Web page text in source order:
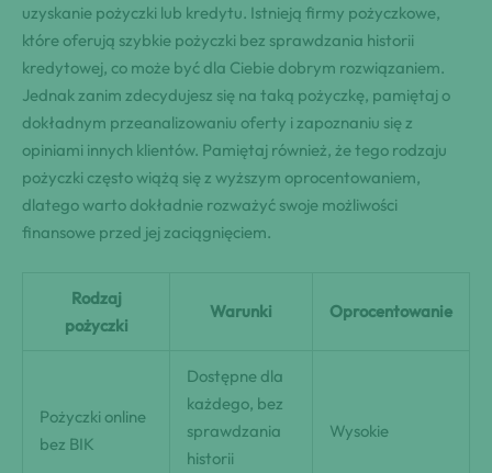
uzyskanie pożyczki lub kredytu. Istnieją firmy pożyczkowe,
które oferują szybkie pożyczki bez sprawdzania historii
kredytowej, co może być dla Ciebie dobrym rozwiązaniem.
Jednak zanim zdecydujesz się na taką pożyczkę, pamiętaj o
dokładnym przeanalizowaniu oferty i zapoznaniu się z
opiniami innych klientów. Pamiętaj również, że tego rodzaju
pożyczki często wiążą się z wyższym oprocentowaniem,
dlatego warto dokładnie rozważyć swoje możliwości
finansowe przed jej zaciągnięciem.
Rodzaj
pożyczki
Warunki Oprocentowanie
Pożyczki online
bez BIK
Dostępne dla
każdego, bez
sprawdzania
historii
Wysokie